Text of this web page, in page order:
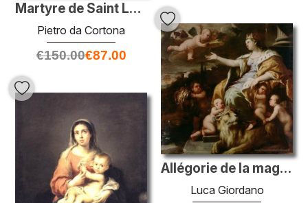
Martyre de Saint Lawrence
Pietro da Cortona
€150.00€87.00
Allégorie de la magnanimité
Luca Giordano